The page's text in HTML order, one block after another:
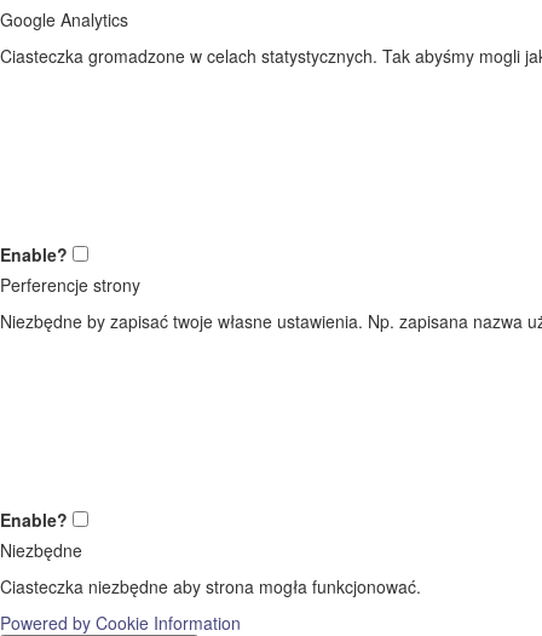
Google Analytics
Ciasteczka gromadzone w celach statystycznych. Tak abyśmy mogli
Enable?
Perferencje strony
Niezbędne by zapisać twoje własne ustawienia. Np. zapisana nazwa
Enable?
Niezbędne
Ciasteczka niezbędne aby strona mogła funkcjonować.
Powered by Cookie Information